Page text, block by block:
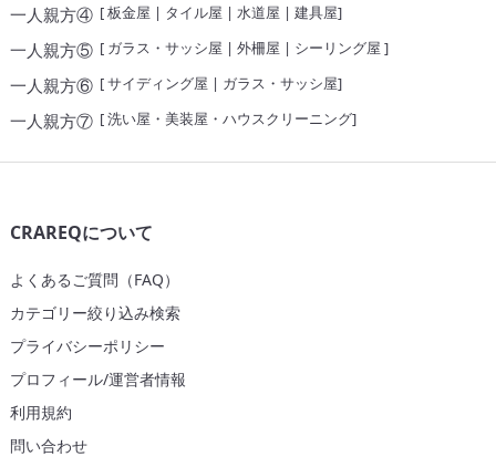
一人親方④[板金屋 | タイル屋 | 水道屋 | 建具屋]
一人親方⑤[ ガラス・サッシ屋 | 外柵屋 | シーリング屋 ]
一人親方⑥[サイディング屋 | ガラス・サッシ屋]
一人親方⑦[洗い屋・美装屋・ハウスクリーニング]
CRAREQについて
よくあるご質問（FAQ）
カテゴリー絞り込み検索
プライバシーポリシー
プロフィール/運営者情報
利用規約
問い合わせ